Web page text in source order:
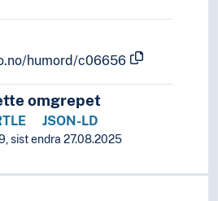
humord/c06656
omgrepet
JSON-LD
sist endra 27.08.2025